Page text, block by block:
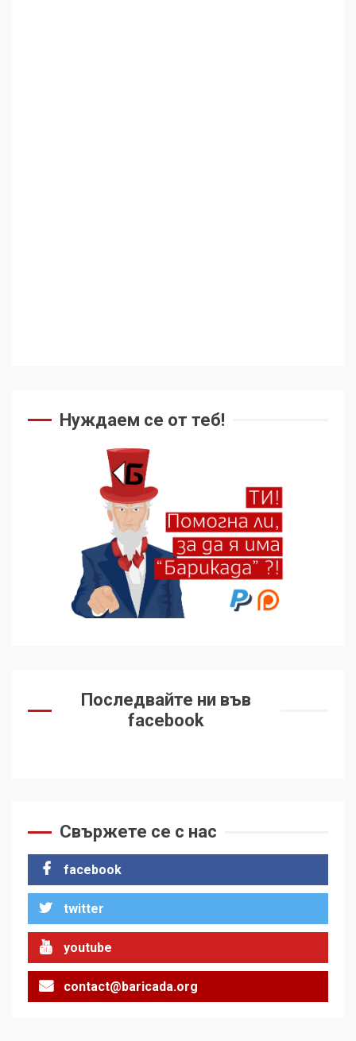
Нуждаем се от теб!
Последвайте ни във
facebook
Свържете се с нас
facebook
twitter
youtube
contact@baricada.org